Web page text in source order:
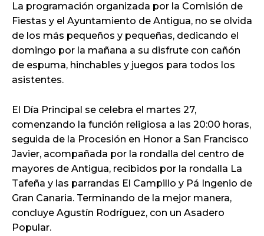
La programación organizada por la Comisión de
Fiestas y el Ayuntamiento de Antigua, no se olvida
de los más pequeños y pequeñas, dedicando el
domingo por la mañana a su disfrute con cañón
de espuma, hinchables y juegos para todos los
asistentes.
El Día Principal se celebra el martes 27,
comenzando la función religiosa a las 20:00 horas,
seguida de la Procesión en Honor a San Francisco
Javier, acompañada por la rondalla del centro de
mayores de Antigua, recibidos por la rondalla La
Tafeña y las parrandas El Campillo y Pá Ingenio de
Gran Canaria. Terminando de la mejor manera,
concluye Agustín Rodríguez, con un Asadero
Popular.